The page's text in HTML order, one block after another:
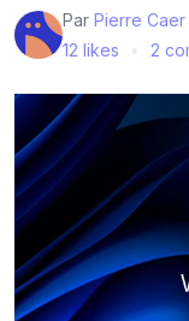
Par Pierre Caer
12 likes
2